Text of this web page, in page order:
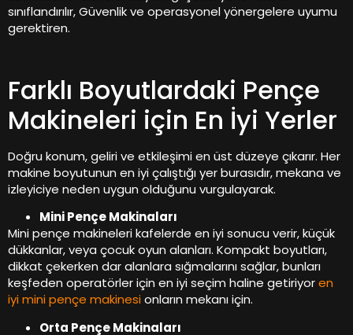
sınıflandırılır, Güvenlik ve operasyonel yönergelere uyumu
gerektiren.
Farklı Boyutlardaki Pençe
Makineleri için En İyi Yerler
Doğru konum, geliri ve etkileşimi en üst düzeye çıkarır. Her
makine boyutunun en iyi çalıştığı yer burasıdır, mekana ve
izleyiciye neden uygun olduğunu vurgulayarak.
Mini Pençe Makinaları
Mini pençe makineleri kafelerde en iyi sonucu verir, küçük
dükkanlar, veya çocuk oyun alanları. Kompakt boyutları,
dikkat çekerken dar alanlara sığmalarını sağlar, bunları
keşfeden operatörler için en iyi seçim haline getiriyoren
iyi mini pençe makinesionların mekanı için.
Orta Pençe Makinaları